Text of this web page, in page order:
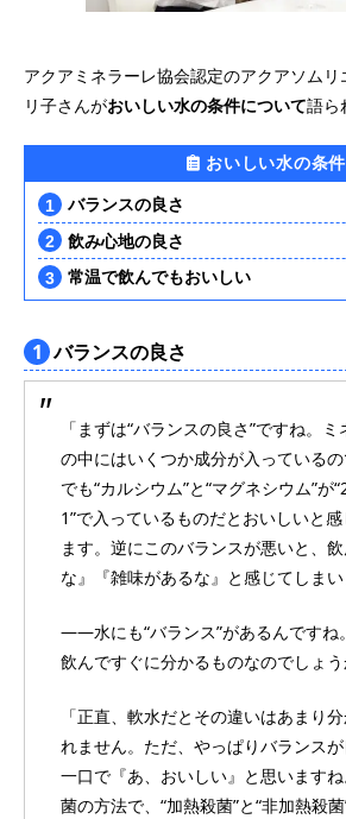
アクアミネラーレ協会認定のアクアソム
リ子さんがおいしい水の条件について語ら
おいしい水の条件
バランスの良さ
飲み心地の良さ
常温で飲んでもおいしい
1 バランスの良さ
「まずは“バランスの良さ”ですね。
の中にはいくつか成分が入っている
でも“カルシウム”と“マグネシウム”が
1”で入っているものだとおいしいと
ます。逆にこのバランスが悪いと、
な』『雑味があるな』と感じてしまい
――水にも“バランス”があるんですね
飲んですぐに分かるものなのでしょう
「正直、軟水だとその違いはあまり
れません。ただ、やっぱりバランス
一口で『あ、おいしい』と思います
菌の方法で、“加熱殺菌”と“非加熱殺